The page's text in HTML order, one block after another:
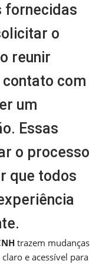
fornecidas
o
reunir
com
um
Essas
o processo
que todos
trazem mudanças
e acessível para